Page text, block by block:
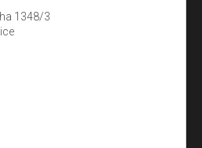
1348/3